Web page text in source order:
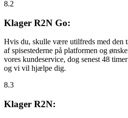
8.2
Klager R2N Go:
Hvis du, skulle være utilfreds med den
af spisestederne på platformen og
vores kundeservice, dog senest 48
og vi vil hjælpe dig.
8.3
Klager R2N: